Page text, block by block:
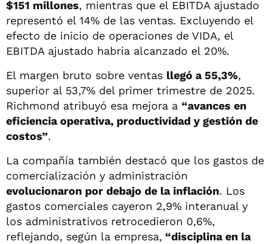
$151 millones, mientras que el EBITDA ajustado
representó el 14% de las ventas. Excluyendo el
efecto de inicio de operaciones de VIDA, el
EBITDA ajustado habría alcanzado el 20%.
El margen bruto sobre ventas llegó a 55,3%,
superior al 53,7% del primer trimestre de 2025.
Richmond atribuyó esa mejora a “avances en
eficiencia operativa, productividad y gestión de
costos”.
La compañía también destacó que los gastos de
comercialización y administración
evolucionaron por debajo de la inflación. Los
gastos comerciales cayeron 2,9% interanual y
los administrativos retrocedieron 0,6%,
reflejando, según la empresa, “disciplina en la